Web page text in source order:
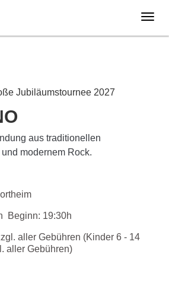
28.08.
Jubiläumstournee 2027
aus traditionellen
modernem Rock.
Beginn: 19:30h
aller Gebühren (Kinder 6 - 14
aller Gebühren)